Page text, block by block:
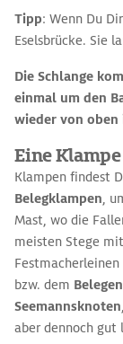
Tipp: Wenn Du
Eselsbrücke. Sie
Die Schlange
einmal um den
wieder von oben
Eine
Klampen findest
Belegklampen,
Mast, wo die
meisten Stege
bzw. dem
Seemannsknoten
aber dennoch gut